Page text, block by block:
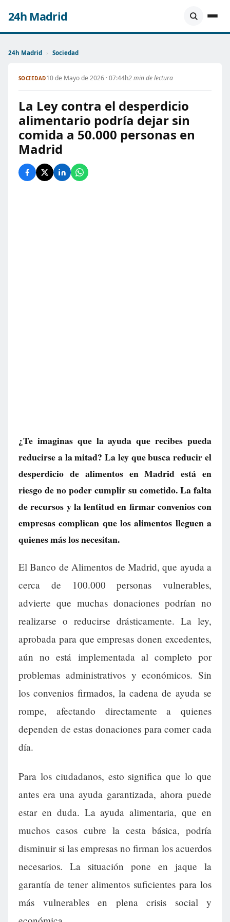
24h Madrid
24h Madrid › Sociedad
SOCIEDAD10 de Mayo de 2026 · 07:44h2 min de lectura
La Ley contra el desperdicio
alimentario podría dejar sin
comida a 50.000 personas en
Madrid
¿Te imaginas que la ayuda que recibes pueda
reducirse a la mitad? La ley que busca reducir el
desperdicio de alimentos en Madrid está en
riesgo de no poder cumplir su cometido. La falta
de recursos y la lentitud en firmar convenios con
empresas complican que los alimentos lleguen a
quienes más los necesitan.
El Banco de Alimentos de Madrid, que ayuda a
cerca de 100.000 personas vulnerables,
advierte que muchas donaciones podrían no
realizarse o reducirse drásticamente. La ley,
aprobada para que empresas donen excedentes,
aún no está implementada al completo por
problemas administrativos y económicos. Sin
los convenios firmados, la cadena de ayuda se
rompe, afectando directamente a quienes
dependen de estas donaciones para comer cada
día.
Para los ciudadanos, esto significa que lo que
antes era una ayuda garantizada, ahora puede
estar en duda. La ayuda alimentaria, que en
muchos casos cubre la cesta básica, podría
disminuir si las empresas no firman los acuerdos
necesarios. La situación pone en jaque la
garantía de tener alimentos suficientes para los
más vulnerables en plena crisis social y